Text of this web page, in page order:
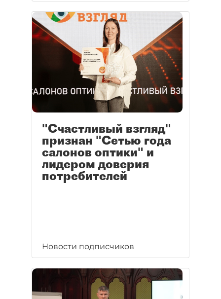
"Счастливый взгляд"
признан "Сетью года
салонов оптики" и
лидером доверия
потребителей
Новости подписчиков